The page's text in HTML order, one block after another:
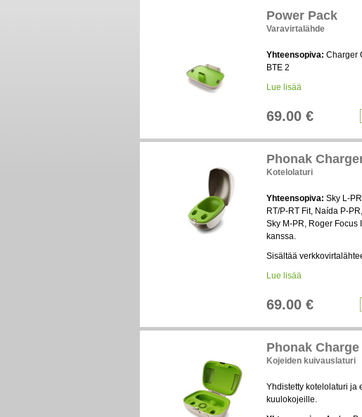
Power Pack
Varavirtalähde
Yhteensopiva: Charger
BTE 2
Lue lisää
69.00 €
Phonak
Kotelolaturi
Yhteensopiva: Sky L-
RT/P-RT Fit, Naída P-
Sky M-PR, Roger Focus
kanssa.
Sisältää
Lue lisää
69.00 €
Phonak
Kojeiden kuivauslaturi
Yhdistetty kotelolaturi ja
kuulokojeille.